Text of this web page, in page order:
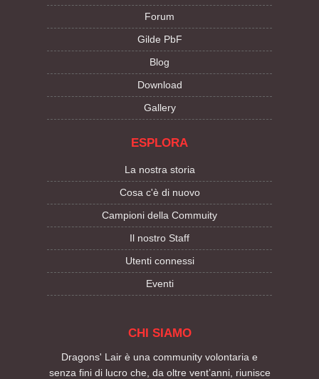
Forum
Gilde PbF
Blog
Download
Gallery
ESPLORA
La nostra storia
Cosa c'è di nuovo
Campioni della Commuity
Il nostro Staff
Utenti connessi
Eventi
CHI SIAMO
Dragons' Lair è una community volontaria e
senza fini di lucro che, da oltre vent’anni, riunisce